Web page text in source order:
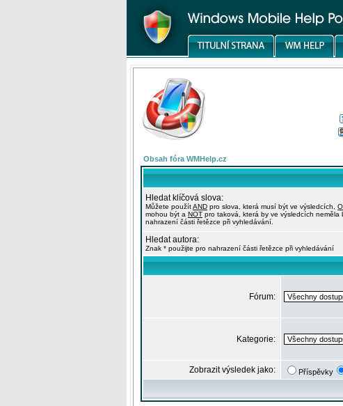
Obsah fóra WMHelp.cz
Hledat klíčová slova:
Můžete použítAND pro slova, která musí být ve výsledcích,
mohou být a NOT pro taková, která by ve výsledcích neměla
nahrazení části řetězce při vyhledávání.
Hledat autora:
Znak * použijte pro nahrazení části řetězce při vyhledávání
Fórum:
Kategorie:
Zobrazit výsledek jako: Příspěvky